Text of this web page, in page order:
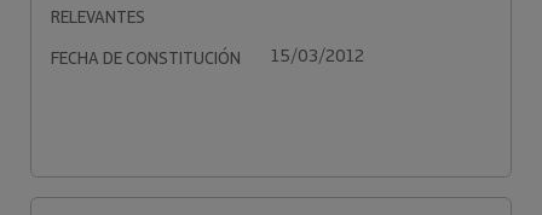
RELEVANTES
FECHA DE CONSTITUCIÓN 15/03/2012